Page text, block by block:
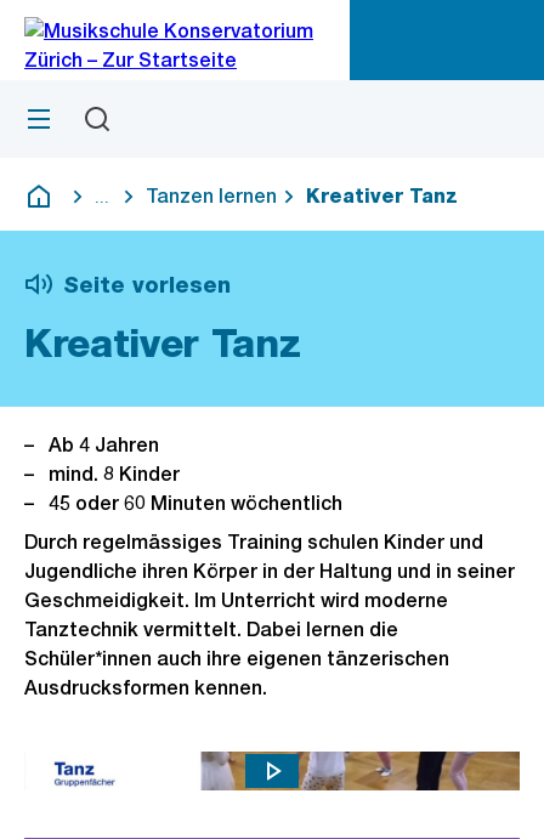
Navigation
Sprunglink
Menü
Deutsch
Blende alle Breadcrumbs ein
Tanzen lernen Kreativer Tanz
Seite vorlesen
Kreativer Tanz
Ab 4 Jahren
mind. 8 Kinder
45 oder 60 Minuten wöchentlich
Durch regelmässiges Training schulen Kinder und
Jugendliche ihren Körper in der Haltung und in seiner
Geschmeidigkeit. Im Unterricht wird moderne
Tanztechnik vermittelt. Dabei lernen die
Schüler*innen auch ihre eigenen tänzerischen
Ausdrucksformen kennen.
Tanz an Musikschule Konservatorium Zürich